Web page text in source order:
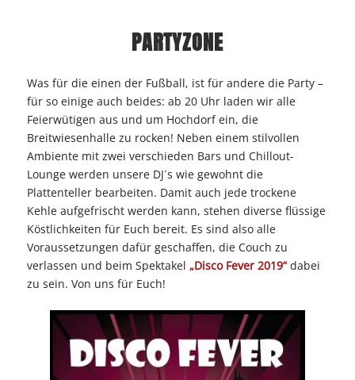
PARTYZONE
Was für die einen der Fußball, ist für andere die Party –
für so einige auch beides: ab 20 Uhr laden wir alle
Feierwütigen aus und um Hochdorf ein, die
Breitwiesenhalle zu rocken! Neben einem stilvollen
Ambiente mit zwei verschieden Bars und Chillout-
Lounge werden unsere DJ´s wie gewohnt die
Plattenteller bearbeiten. Damit auch jede trockene
Kehle aufgefrischt werden kann, stehen diverse flüssige
Köstlichkeiten für Euch bereit. Es sind also alle
Voraussetzungen dafür geschaffen, die Couch zu
verlassen und beim Spektakel „Disco Fever 2019“dabei
zu sein. Von uns für Euch!